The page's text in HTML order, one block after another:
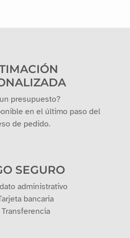
presupuesto?
en el último paso del
de pedido.
SEGURO
administrativo
bancaria
Transferencia